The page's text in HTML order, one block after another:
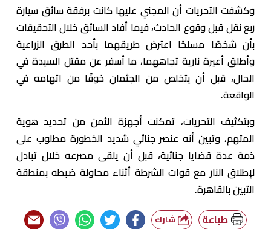
وكشفت التحريات أن المجني عليها كانت برفقة سائق سيارة
ربع نقل قبل وقوع الحادث، فيما أفاد السائق خلال التحقيقات
بأن شخصًا مسلحًا اعترض طريقهما بأحد الطرق الزراعية
وأطلق أعيرة نارية تجاههما، ما أسفر عن مقتل السيدة في
الحال، قبل أن يتخلص من الجثمان خوفًا من اتهامه في
الواقعة.
وبتكثيف التحريات، تمكنت أجهزة الأمن من تحديد هوية
المتهم، وتبين أنه عنصر جنائي شديد الخطورة مطلوب على
ذمة عدة قضايا جنائية، قبل أن يلقى مصرعه خلال تبادل
لإطلاق النار مع قوات الشرطة أثناء محاولة ضبطه بمنطقة
التبين بالقاهرة.
طباعة